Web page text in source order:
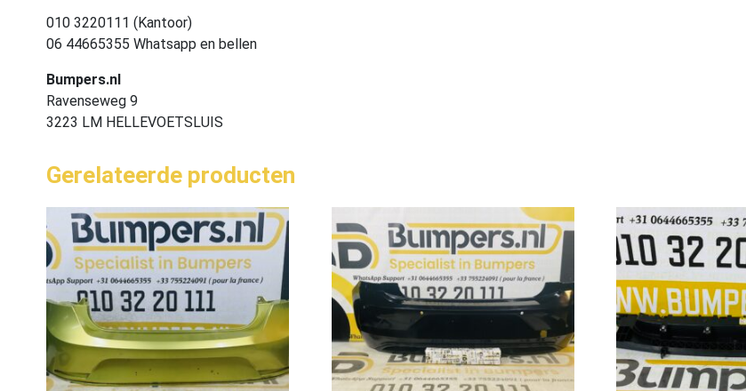
010 3220111 (Kantoor)
06 44665355 Whatsapp en bellen
Bumpers.nl
Ravenseweg 9
3223 LM HELLEVOETSLUIS
Gerelateerde producten